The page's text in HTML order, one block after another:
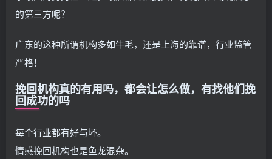
的第三方呢？
广东的这种所谓机构多如牛毛，还是上海的靠谱，行业监管
严格！
挽回机构真的有用吗，都会让怎么做，有找他们挽
回成功的吗
每个行业都有好与坏。
情感挽回机构也是鱼龙混杂。